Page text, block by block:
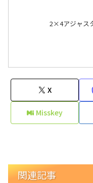
2×4アジャス
X
Misskey
関連記事